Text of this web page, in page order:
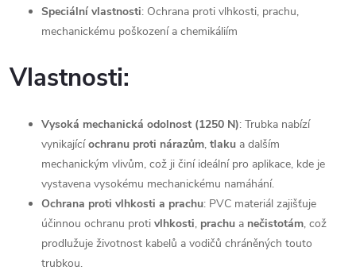
Speciální vlastnosti: Ochrana proti vlhkosti, prachu,
mechanickému poškození a chemikáliím
Vlastnosti:
Vysoká mechanická odolnost (1250 N): Trubka nabízí
vynikajícíochranu proti nárazům, tlaku a dalším
mechanickým vlivům, což ji činí ideální pro aplikace, kde je
vystavena vysokému mechanickému namáhání.
Ochrana proti vlhkosti a prachu: PVC materiál zajišťuje
účinnou ochranu proti vlhkosti, prachu a nečistotám, což
prodlužuje životnost kabelů a vodičů chráněných touto
trubkou.